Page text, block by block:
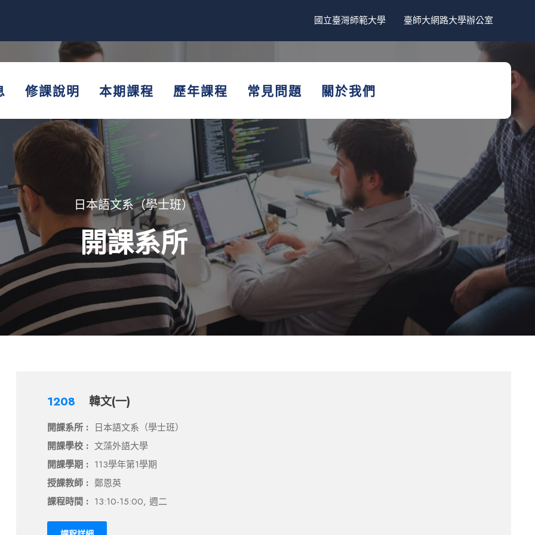
國立臺灣師範大學 臺師大網路大學辦公室
修課說明 本期課程 歷年課程 常見問題 關於我們
日本語文系（學士班）
開課系所
1208 韓文(一)
開課系所 : 日本語文系（學士班）
開課學校 : 文藻外語大學
開課學期 : 113學年第1學期
授課教師 : 鄭恩英
課程時間 : 13:10-15:00, 週二